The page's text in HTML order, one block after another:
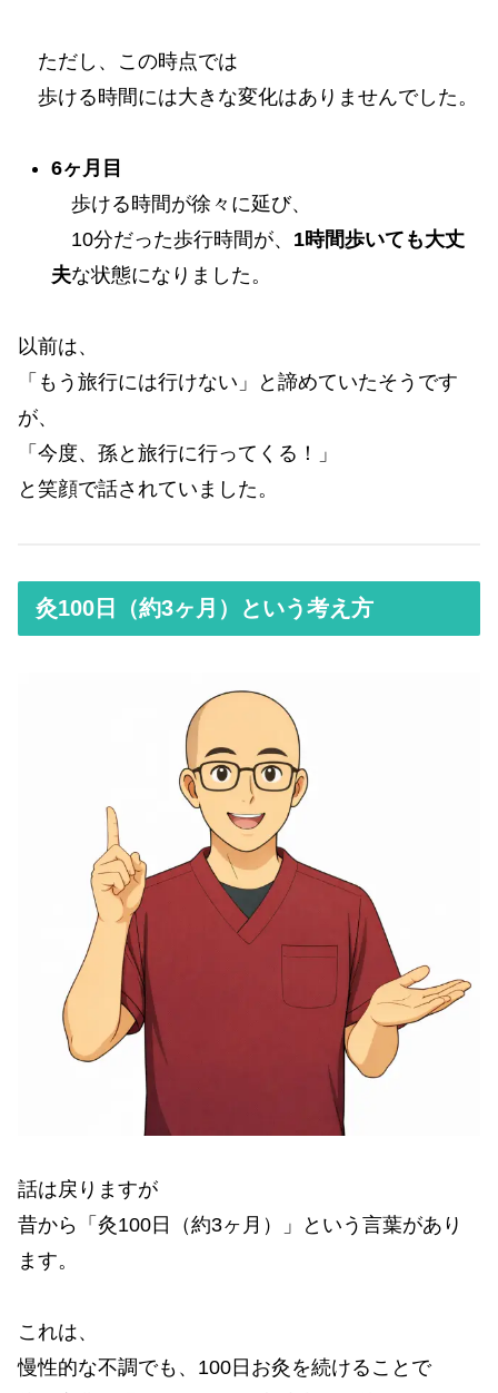
ただし、この時点では
歩ける時間には大きな変化はありませんでした。
6ヶ月目
歩ける時間が徐々に延び、
10分だった歩行時間が、 1時間歩いても大丈
夫な状態になりました。
以前は、
「もう旅行には行けない」と諦めていたそうです
が、
「今度、孫と旅行に行ってくる！」
と笑顔で話されていました。
灸100日（約3ヶ月）という考え方
話は戻りますが
昔から「灸100日（約3ヶ月）」という言葉があり
ます。
これは、
慢性的な不調でも、100日お灸を続けることで